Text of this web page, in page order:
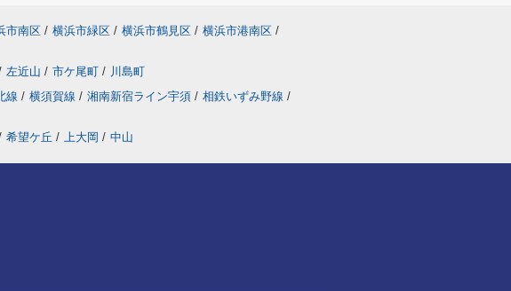
市南区 / 横浜市緑区 / 横浜市鶴見区 / 横浜市港南区 /
左近山 / 市ケ尾町 / 川島町
線 / 横須賀線 / 湘南新宿ライン宇須 / 相鉄いずみ野線 /
希望ケ丘 / 上大岡 / 中山